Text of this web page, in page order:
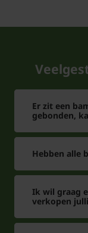
Als de
Antwoord:
mag u deze
komen. De
rechte
takken vormt
Er zit een
gebonden,
Hebben alle
Ik wil graag
verkopen